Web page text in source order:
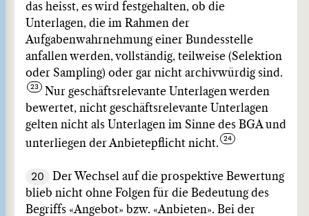
das heisst, es wird festgehalten, ob die
Unterlagen, die im Rahmen der
Aufgabenwahrnehmung einer Bundesstelle
anfallen werden, vollständig, teilweise (Selektion
oder Sampling) oder gar nicht archivwürdig sind.
Nur geschäftsrelevante Unterlagen werden
bewertet, nicht geschäftsrelevante Unterlagen
gelten nicht als Unterlagen im Sinne des BGA und
unterliegen der Anbietepflicht nicht.
20
Der Wechsel auf die prospektive Bewertung
blieb nicht ohne Folgen für die Bedeutung des
Begriffs «Angebot» bzw. «Anbieten». Bei der